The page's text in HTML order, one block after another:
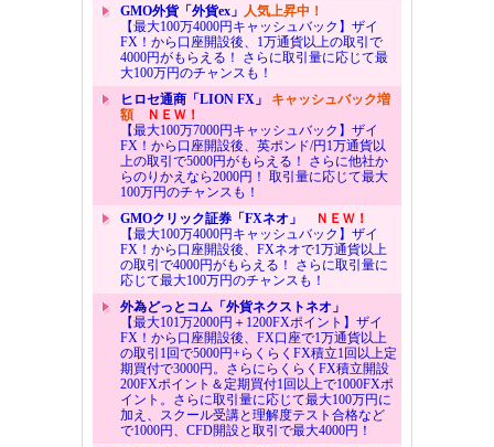
GMO外貨「外貨ex」 人気上昇中！
【最大100万4000円キャッシュバック】ザイ
FX！から口座開設後、1万通貨以上の取引で
4000円がもらえる！ さらに取引量に応じて最
大100万円のチャンスも！
ヒロセ通商「LION FX」 キャッシュバック増
額ＮＥＷ！
【最大100万7000円キャッシュバック】ザイ
FX！から口座開設後、英ポンド/円1万通貨以
上の取引で5000円がもらえる！ さらに他社か
らのりかえなら2000円！ 取引量に応じて最大
100万円のチャンスも！
GMOクリック証券「FXネオ」
ＮＥＷ！
【最大100万4000円キャッシュバック】ザイ
FX！から口座開設後、FXネオで1万通貨以上
の取引で4000円がもらえる！ さらに取引量に
応じて最大100万円のチャンスも！
外為どっとコム「外貨ネクストネオ」
【最大101万2000円＋1200FXポイント】ザイ
FX！から口座開設後、FX口座で1万通貨以上
の取引1回で5000円+らくらくFX積立1回以上定
期買付で3000円。さらにらくらくFX積立開設
200FXポイント＆定期買付1回以上で1000FXポ
イント。さらに取引量に応じて最大100万円に
加え、スクール受講と理解度テスト合格など
で1000円、CFD開設と取引で最大4000円！